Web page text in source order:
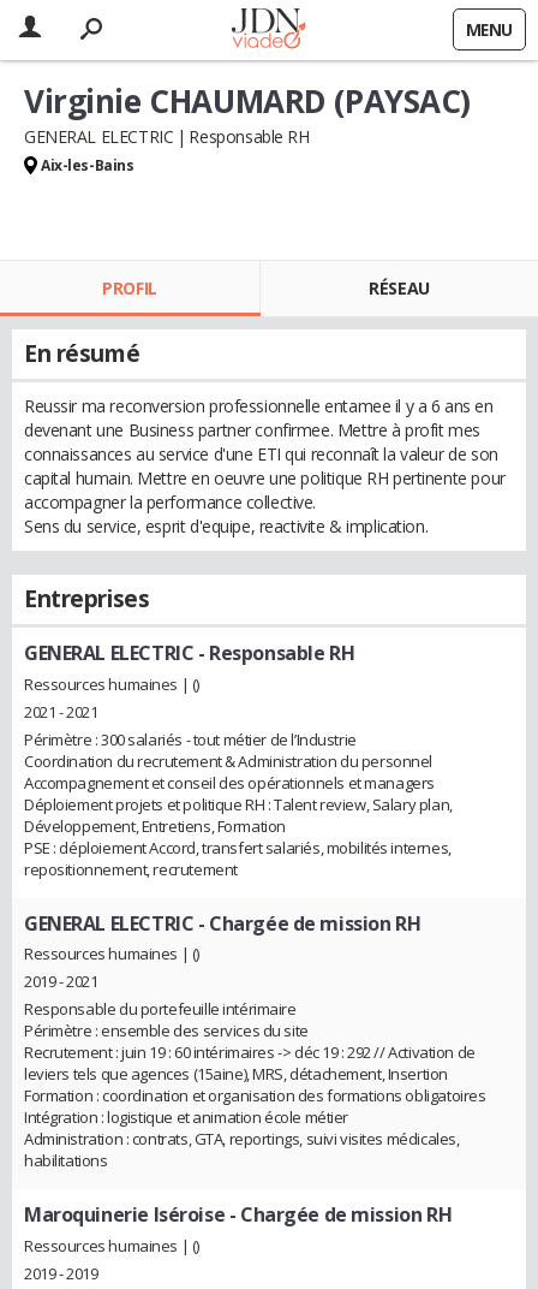
MENU
Virginie CHAUMARD (PAYSAC)
GENERAL ELECTRIC Responsable RH
Aix-les-Bains
PROFIL RÉSEAU
En résumé
Reussir ma reconversion professionnelle entamee il y a 6 ans en
devenant une Business partner confirmee. Mettre à profit mes
connaissances au service d'une ETI qui reconnaît la valeur de son
capital humain. Mettre en oeuvre une politique RH pertinente pour
accompagner la performance collective.
Sens du service, esprit d'equipe, reactivite & implication.
Entreprises
GENERAL ELECTRIC - Responsable RH
Ressources humaines | ()
2021 - 2021
Périmètre : 300 salariés - tout métier de l’Industrie
Coordination du recrutement & Administration du personnel
Accompagnement et conseil des opérationnels et managers
Déploiement projets et politique RH : Talent review, Salary plan,
Développement, Entretiens, Formation
PSE : déploiement Accord, transfert salariés, mobilités internes,
repositionnement, recrutement
GENERAL ELECTRIC - Chargée de mission RH
Ressources humaines | ()
2019 - 2021
Responsable du portefeuille intérimaire
Périmètre : ensemble des services du site
Recrutement : juin 19 : 60 intérimaires -> déc 19 : 292 // Activation de
leviers tels que agences (15aine), MRS, détachement, Insertion
Formation : coordination et organisation des formations obligatoires
Intégration : logistique et animation école métier
Administration : contrats, GTA, reportings, suivi visites médicales,
habilitations
Maroquinerie Iséroise - Chargée de mission RH
Ressources humaines | ()
2019 - 2019